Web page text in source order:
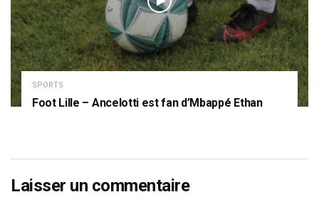
SPORTS
Foot Lille – Ancelotti est fan d’Mbappé Ethan
Laisser un commentaire